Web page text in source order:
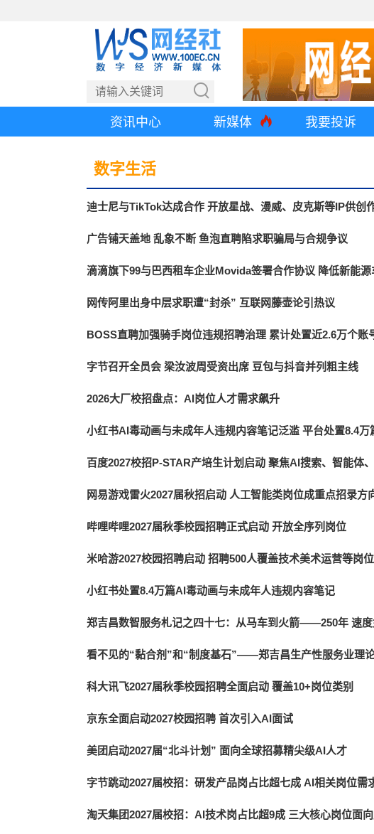
资讯中心 新媒体 我要投诉
数字生活
迪士尼与TikTok达成合作 开放星战、漫威、皮克斯等IP供创
广告铺天盖地 乱象不断 鱼泡直聘陷求职骗局与合规争议
滴滴旗下99与巴西租车企业Movida签署合作协议 降低新能
网传阿里出身中层求职遭“封杀” 互联网藤壶论引热议
BOSS直聘加强骑手岗位违规招聘治理 累计处置近2.6万个账
字节召开全员会 梁汝波周受资出席 豆包与抖音并列粗主线
2026大厂校招盘点：AI岗位人才需求飙升
小红书AI毒动画与未成年人违规内容笔记泛滥 平台处置8.4万
百度2027校招P-STAR产培生计划启动 聚焦AI搜索、智能体
网易游戏雷火2027届秋招启动 人工智能类岗位成重点招录方
哔哩哔哩2027届秋季校园招聘正式启动 开放全序列岗位
米哈游2027校园招聘启动 招聘500人覆盖技术美术运营等岗位
小红书处置8.4万篇AI毒动画与未成年人违规内容笔记
郑吉昌数智服务札记之四十七：从马车到火箭——250年 速
看不见的“黏合剂”和“制度基石”——郑吉昌生产性服务业理
科大讯飞2027届秋季校园招聘全面启动 覆盖10+岗位类别
京东全面启动2027校园招聘 首次引入AI面试
美团启动2027届“北斗计划” 面向全球招募精尖级AI人才
字节跳动2027届校招：研发产品岗占比超七成 AI相关岗位需
淘天集团2027届校招：AI技术岗占比超9成 三大核心岗位面